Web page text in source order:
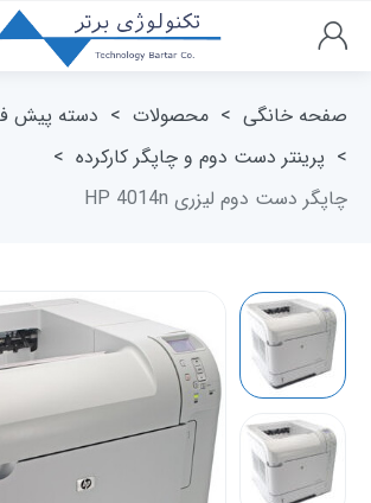
صفحه خانگی > محصولات > دسته پیش
> پرینتر دست دوم و چاپگر کارکرده >
چاپگر دست دوم لیزری HP 4014n